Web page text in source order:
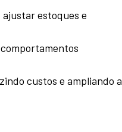
estoques e
custos e ampliando a